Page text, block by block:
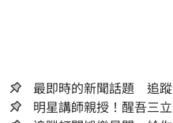
最即時的新聞話題 追
明星講師親授！醒吾三